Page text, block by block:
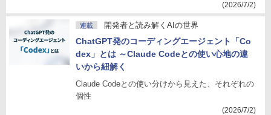
(2026/7/2)
連載 開発者と読み解くAIの世界
ChatGPT発のコーディングエージェント「Co
dex」とは ～Claude Codeとの使い心地の違
いから紐解く
Claude Codeとの使い分けから見えた、それぞれの
個性
(2026/7/2)